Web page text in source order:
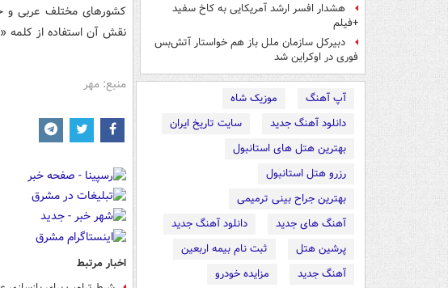
هشدار افسر ارشد آمریکایی به کاخ سفید
+فیلم
دبیرکل سازمان ملل باز هم خواستار آتش‌بس
فوری در اوکراین شد
آپ آهنگ
موزیک شاه
دانلود آهنگ جدید
سایت تاریخ ایران
بهترین هتل های استانبول
رزرو هتل استانبول
بهترین جراح بینی ترمیمی
آهنگ های جدید
دانلود آهنگ جدید
پرشین هتل
ثبت نام بیمه اربعین
آهنگ جدید
مزایده خودرو
کشورهای مختلف عربی و
نقش آن استفاده از
منبع: مهر
اخبار مرتبط